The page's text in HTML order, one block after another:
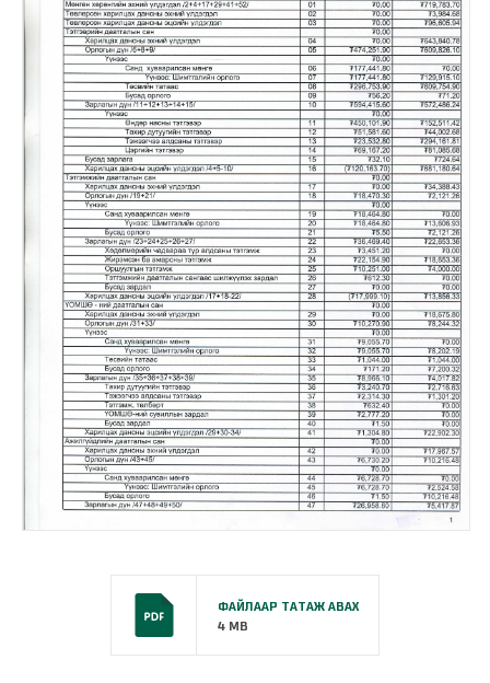
ФАЙЛААР ТАТАЖ АВАХ
4 MB